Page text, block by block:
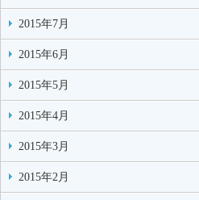
2015年7月
2015年6月
2015年5月
2015年4月
2015年3月
2015年2月